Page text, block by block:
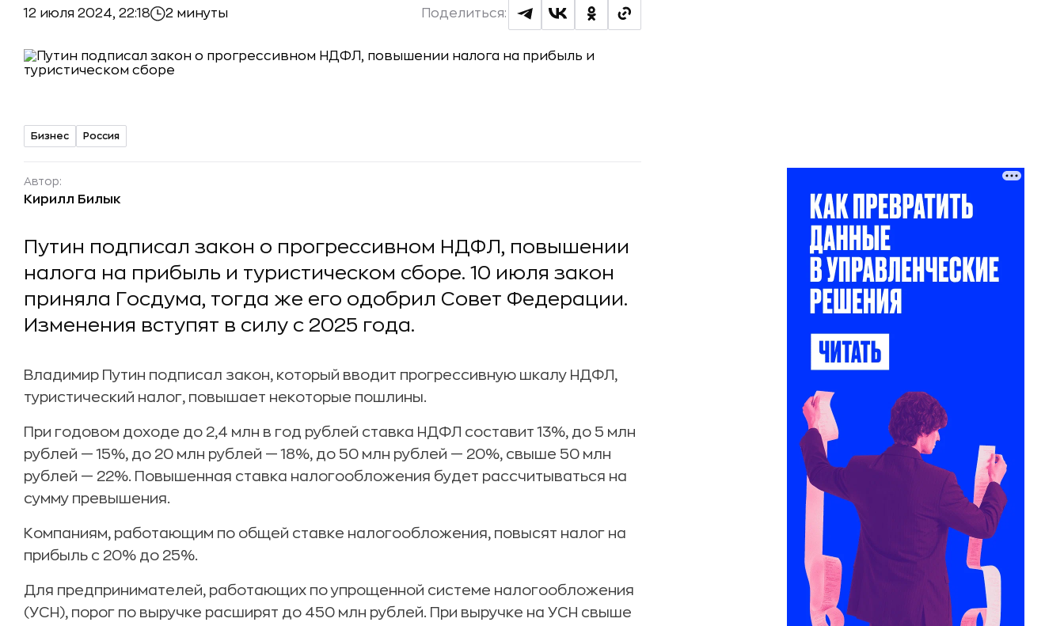
12 июля 2024, 22:18 2 минуты Поделиться:
Бизнес Россия
Автор:
Кирилл Билык
Путин подписал закон о прогрессивном НДФЛ, повышении
налога на прибыль и туристическом сборе. 10 июля закон
приняла Госдума, тогда же его одобрил Совет Федерации.
Изменения вступят в силу с 2025 года.
Владимир Путин подписал закон, который вводит прогрессивную шкалу НДФЛ,
туристический налог, повышает некоторые пошлины.
При годовом доходе до 2,4 млн в год рублей ставка НДФЛ составит 13%, до 5 млн
рублей — 15%, до 20 млн рублей — 18%, до 50 млн рублей — 20%, свыше 50 млн
рублей — 22%. Повышенная ставка налогообложения будет рассчитываться на
сумму превышения.
Компаниям, работающим по общей ставке налогообложения, повысят налог на
прибыль с 20% до 25%.
Для предпринимателей, работающих по упрощенной системе налогообложения
(УСН), порог по выручке расширят до 450 млн рублей. При выручке на УСН свыше